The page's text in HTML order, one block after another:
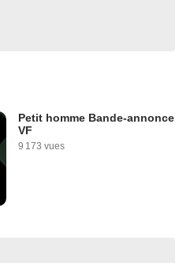
Petit homme Bande-annonce
VF
9 173 vues